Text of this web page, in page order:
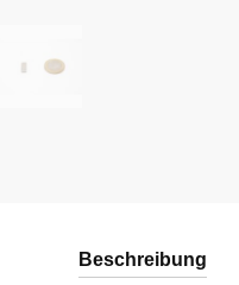
Beschreibung